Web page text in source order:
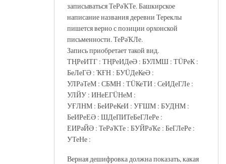
записываться ТеРәҠТе. Башкирское
написание названия деревни Тереклы
пишется верно с позиции орхонской
письменности. ТеРәҠЛе.
Запись приобретает такой вид.
ТҢРеИТГ : ТҢРеИДеӘ : БУЛМШ : ТÜРеК :
БеЛеГӘ : ҠҒН : БУÜДеКеӘ :
УЛРәТеМ : СБМН : ТÜКеТИ : СеИДеГЛе :
УЛЙУ : ИНеЕГÜНеМ :
УҒЛНМ : БеИРеКеИ : УҒШМ : БУДНМ :
БеИРеЕӘ : ШДеПИТеБеГЛеРе :
ЕИРәЙӘ : ТеРәҠТе : БУЙРәҠe : БеГЛеРе :
УТеНе :
Верная дешифровка должна показать, какая